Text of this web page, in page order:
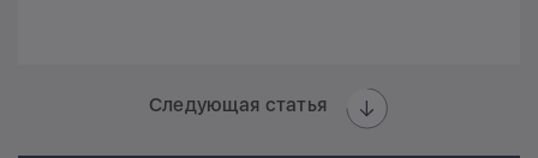
Следующая статья